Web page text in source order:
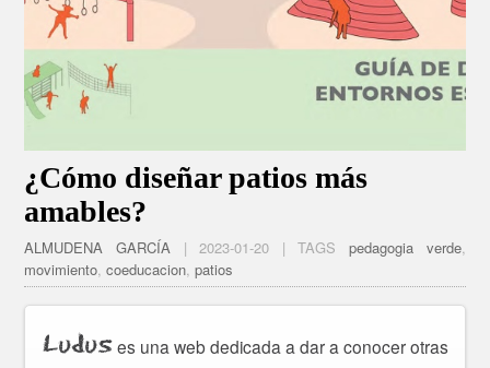
¿Cómo diseñar patios más
amables?
ALMUDENA GARCÍA | 2023-01-20 | TAGSpedagogia verde,
movimiento,coeducacion,patios
Luduses una web dedicada a dar a conocer otras